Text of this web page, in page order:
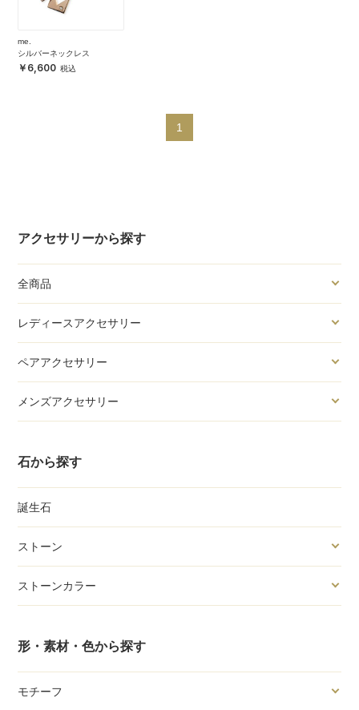
アクセサリーから探す
全商品
レディースアクセサリー
ペアアクセサリー
メンズアクセサリー
石から探す
誕生石
ストーン
ストーンカラー
形・素材・色から探す
モチーフ
me.
シルバーネックレス
6,600
1